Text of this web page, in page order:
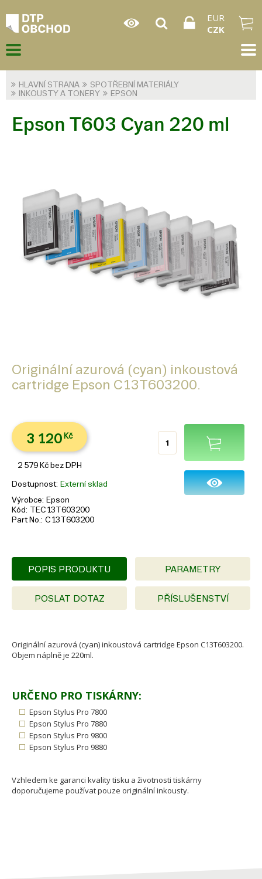
EUR
CZK
HLAVNÍ STRANA
SPOTŘEBNÍ MATERIÁLY
INKOUSTY A TONERY
EPSON
Epson T603 Cyan 220 ml
Originální azurová (cyan) inkoustová
cartridge Epson C13T603200.
3 120 Kč
2 579 Kč bez DPH
Dostupnost Externí sklad
Výrobce
Epson
Kód
TEC13T603200
Part No. C13T603200
POPIS PRODUKTU PARAMETRY
POSLAT DOTAZ PŘÍSLUŠENSTVÍ
Originální azurová (cyan) inkoustová cartridge Epson C13T603200.
Objem náplně je 220ml.
URČENO PRO TISKÁRNY:
Epson Stylus Pro 7800
Epson Stylus Pro 7880
Epson Stylus Pro 9800
Epson Stylus Pro 9880
Vzhledem ke garanci kvality tisku a životnosti tiskárny
doporučujeme používat pouze originální inkousty.